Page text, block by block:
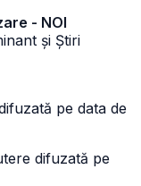
- NOI
și Știri
pe data de
difuzată pe